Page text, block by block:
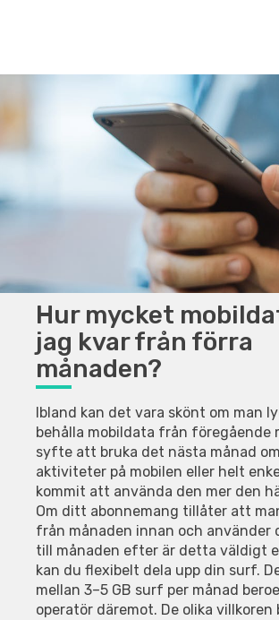
Hur mycket
jag kvar från förra
månaden?
Ibland kan det vara skönt om man
behålla mobildata från föregående
syfte att bruka det nästa månad
aktiviteter på mobilen eller helt
kommit att använda den mer den
Om ditt abonnemang tillåter att
från månaden innan och använder
till månaden efter är detta väldigt
kan du flexibelt dela upp din surf.
mellan 3–5 GB surf per månad
operatör däremot. De olika villkoren